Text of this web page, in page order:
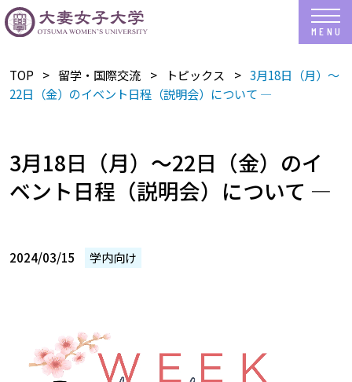
TOP 留学・国際交流 トピックス
3月18日（月）～
22日（金）のイベント日程（説明会）について —
3月18日（月）～22日（金）のイ
ベント日程（説明会）について —
2024/03/15 学内向け